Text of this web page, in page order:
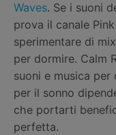
Waves. Se i suoni
prova il canale
sperimentare di
per dormire. Calm
suoni e musica per
per il sonno
che portarti
perfetta.